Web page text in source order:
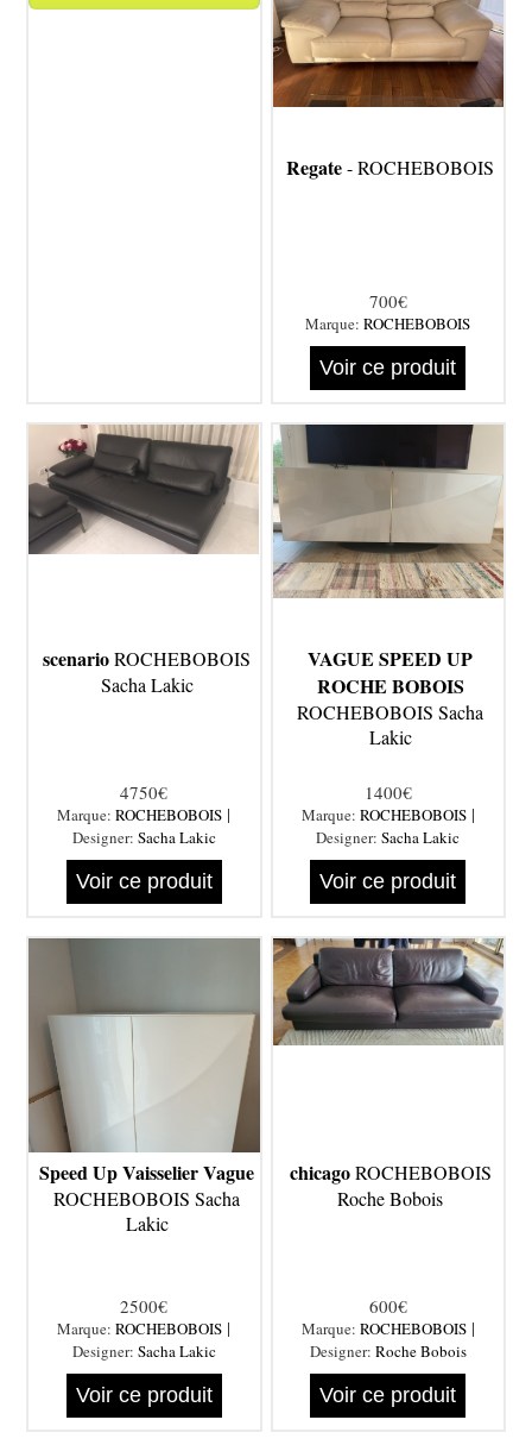
Regate- ROCHEBOBOIS
700€
Marque:ROCHEBOBOIS
Voir ce produit
scenarioROCHEBOBOIS
Sacha Lakic
4750€
Marque:ROCHEBOBOIS |
Designer: Sacha Lakic
Voir ce produit
VAGUE SPEED UP
ROCHE BOBOIS
ROCHEBOBOIS Sacha
Lakic
1400€
Marque: ROCHEBOBOIS|
Designer:Sacha Lakic
Voir ce produit
Speed Up Vaisselier Vague
ROCHEBOBOIS Sacha
Lakic
2500€
Marque:ROCHEBOBOIS |
Designer: Sacha Lakic
Voir ce produit
chicagoROCHEBOBOIS
Roche Bobois
600€
Marque: ROCHEBOBOIS|
Designer: Roche Bobois
Voir ce produit